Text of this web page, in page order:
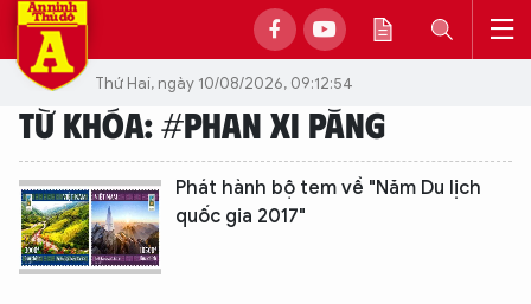
Thứ Hai, ngày 10/08/2026, 09:12:54
TỪ KHÓA: #PHAN XI PĂNG
Phát hành bộ tem về "Năm Du lịch
quốc gia 2017"